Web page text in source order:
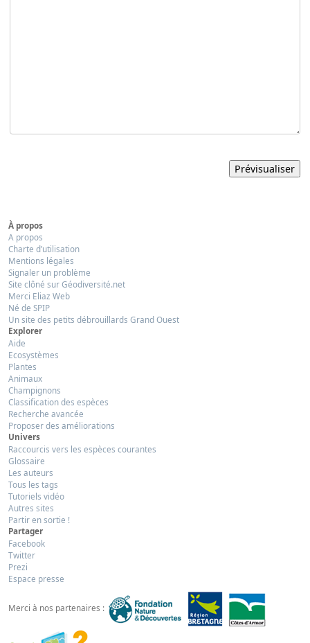
À propos
A propos
Charte d’utilisation
Mentions légales
Signaler un problème
Site clôné sur Géodiversité.net
Merci Eliaz Web
Né de SPIP
Un site des petits débrouillards Grand Ouest
Explorer
Aide
Ecosystèmes
Plantes
Animaux
Champignons
Classification des espèces
Recherche avancée
Proposer des améliorations
Univers
Raccourcis vers les espèces courantes
Glossaire
Les auteurs
Tous les tags
Tutoriels vidéo
Autres sites
Partir en sortie !
Partager
Facebook
Twitter
Prezi
Espace presse
Merci à nos partenaires :